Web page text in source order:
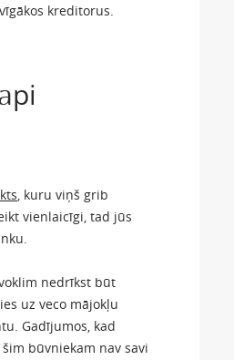
kreditorus.
, kuru viņš grib
vienlaicīgi, tad jūs
nedrīkst būt
uz veco mājokļu
Gadījumos, kad
būvniekam nav savi